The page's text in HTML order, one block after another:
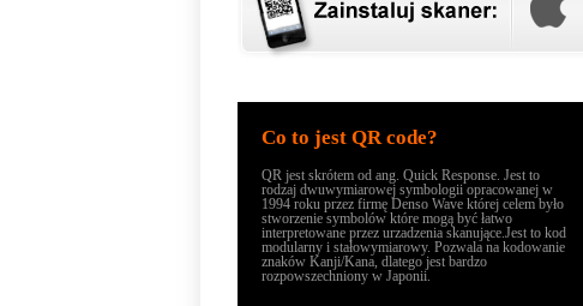
Co to jest QR code?
QR jest skrótem od ang. Quick Response. Jest to
rodzaj dwuwymiarowej symbologii opracowanej w
1994 roku przez firmę Denso Wave której celem było
stworzenie symbolów które mogą być łatwo
interpretowane przez urzadzenia skanujące.Jest to kod
modularny i stałowymiarowy. Pozwala na kodowanie
znaków Kanji/Kana, dlatego jest bardzo
rozpowszechniony w Japonii.